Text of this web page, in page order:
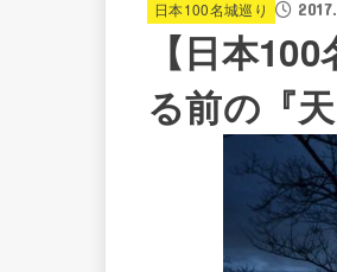
日本100名城巡り
【日本
る前の『